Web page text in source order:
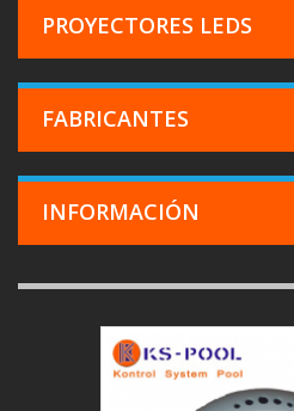
PROYECTORES LEDS
FABRICANTES
INFORMACIÓN